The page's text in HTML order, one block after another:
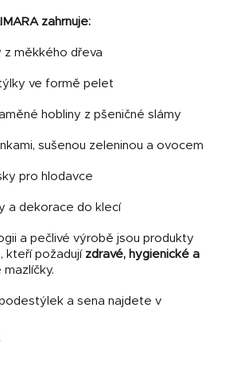
zahrnuje:
z měkkého dřeva
ve formě pelet
hobliny z pšeničné slámy
sušenou zeleninou a ovocem
pro hlodavce
a dekorace do klecí
a pečlivé výrobě jsou produkty
kteří požadují zdravé, hygienické a
a sena najdete v